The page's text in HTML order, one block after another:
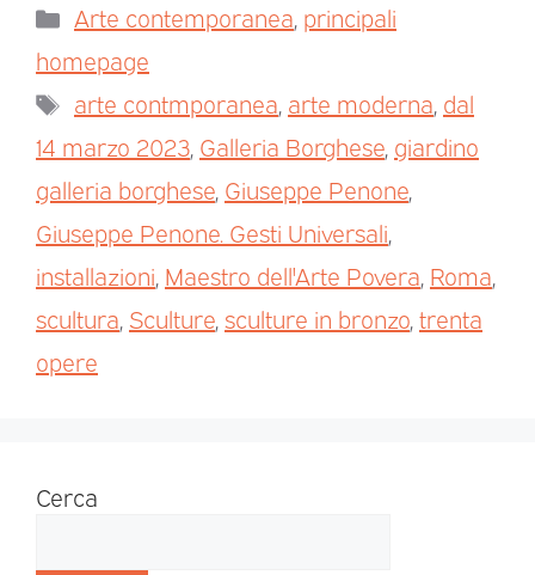
Arte contemporanea principali
homepage
arte contmporanea arte moderna dal
14 marzo 2023 Galleria Borghese giardino
galleria borghese Giuseppe Penone
Giuseppe Penone. Gesti Universali
installazioni Maestro dell'Arte Povera Roma
scultura Sculture sculture in bronzo trenta
opere
Cerca